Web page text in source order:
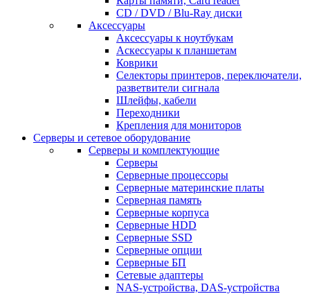
CD / DVD / Blu-Ray диски
Аксессуары
Аксессуары к ноутбукам
Аскессуары к планшетам
Коврики
Селекторы принтеров, переключатели,
разветвители сигнала
Шлейфы, кабели
Переходники
Крепления для мониторов
Серверы и сетевое оборудование
Серверы и комплектующие
Серверы
Серверные процессоры
Серверные материнские платы
Серверная память
Серверные корпуса
Серверные HDD
Серверные SSD
Серверные опции
Серверные БП
Сетевые адаптеры
NAS-устройства, DAS-устройства